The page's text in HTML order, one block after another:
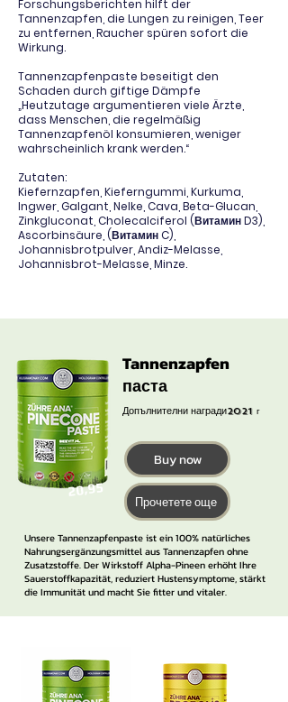
Forschungsberichten hilft der
Tannenzapfen, die Lungen zu reinigen, Teer
zu entfernen, Raucher spüren sofort die
Wirkung.
Tannenzapfenpaste beseitigt den
Schaden durch giftige Dämpfe
„Heutzutage argumentieren viele Ärzte,
dass Menschen, die regelmäßig
Tannenzapfenöl konsumieren, weniger
wahrscheinlich krank werden.“
Zutaten:
Kiefernzapfen, Kieferngummi, Kurkuma,
Ingwer, Galgant, Nelke, Cava, Beta-Glucan,
Zinkgluconat, Cholecalciferol (Витамин D3),
Ascorbinsäure, (Витамин C),
Johannisbrotpulver, Andiz-Melasse,
Johannisbrot-Melasse, Minze.
20,95
Tannenzapfen
паста
Допълнителни награди2021 г
Buy now
Прочетете още
Unsere Tannenzapfenpaste ist ein 100% natürliches
Nahrungsergänzungsmittel aus Tannenzapfen ohne
Zusatzstoffe. Der Wirkstoff Alpha-Pineen erhöht Ihre
Sauerstoffkapazität, reduziert Hustensymptome, stärkt
die Immunität und macht Sie fitter und vitaler.